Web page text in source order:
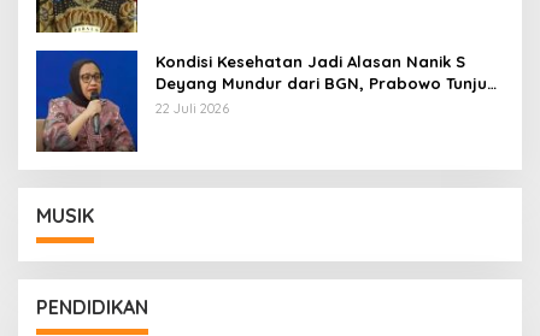
Kondisi Kesehatan Jadi Alasan Nanik S
Deyang Mundur dari BGN, Prabowo Tunjuk
Wamentan Sudaryono
22 Juli 2026
MUSIK
PENDIDIKAN